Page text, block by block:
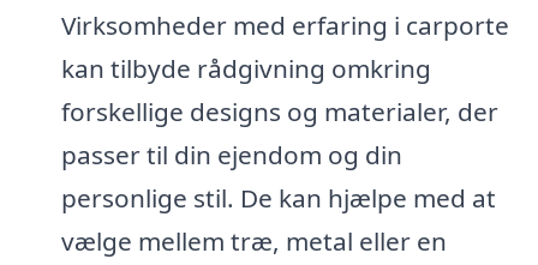
Virksomheder med erfaring i carporte
kan tilbyde rådgivning omkring
forskellige designs og materialer, der
passer til din ejendom og din
personlige stil. De kan hjælpe med at
vælge mellem træ, metal eller en